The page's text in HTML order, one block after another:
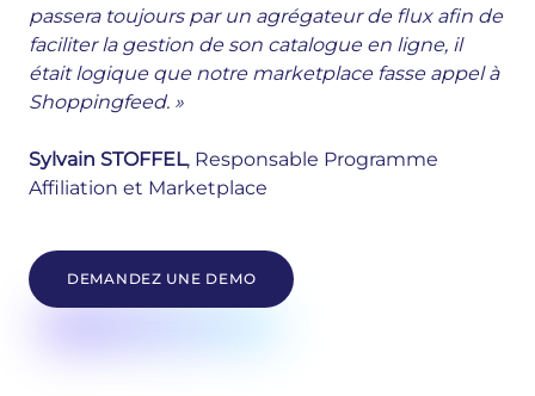
passera toujours par un agrégateur de flux afin de
faciliter la gestion de son catalogue en ligne, il
était logique que notre marketplace fasse appel à
Shoppingfeed. »
Sylvain STOFFEL, Responsable Programme
Affiliation et Marketplace
DEMANDEZ UNE DEMO